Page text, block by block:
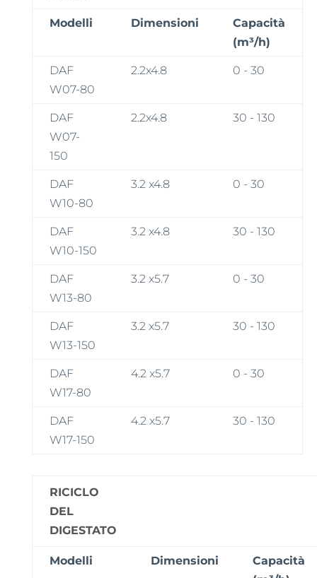
Modelli Dimensioni
Capacità
(m³/h)
DAF
W07-80
2.2x4.8 0 - 30
DAF
W07-
150
2.2x4.8 30 - 130
DAF
W10-80
3.2 x4.8 0 - 30
DAF
W10-150
3.2 x4.8 30 - 130
DAF
W13-80
3.2 x5.7 0 - 30
DAF
W13-150
3.2 x5.7 30 - 130
DAF
W17-80
4.2 x5.7 0 - 30
DAF
W17-150
4.2 x5.7 30 - 130
RICICLO
DEL
DIGESTATO
Modelli Dimensioni
Capacità